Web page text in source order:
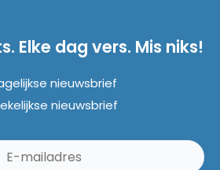
Elke dag vers. Mis niks!
nieuwsbrief
nieuwsbrief